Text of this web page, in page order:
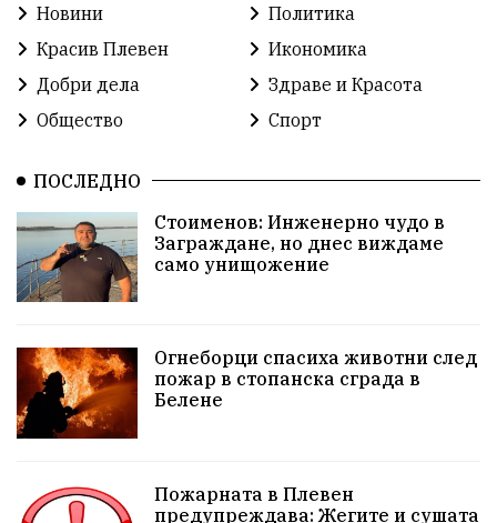
Красив Плевен МВР
благотворителност Илияна Йотова
Общински съвет Общество Икономика
Ивелин Михайлов
здравеопазване концерт задържани
Бойко Борисов ПрогнозаЗаВремето
протести водоснабдяване Левски
прокуратура
Новини
Политика
Красив Плевен
Икономика
Добри дела
Здраве и Красота
Общество
Спорт
ПОСЛЕДНО
Стоименов: Инженерно чудо в
Заграждане, но днес виждаме
само унищожение
Огнеборци спасиха животни след
пожар в стопанска сграда в
Белене
Пожарната в Плевен
предупреждава: Жегите и сушата